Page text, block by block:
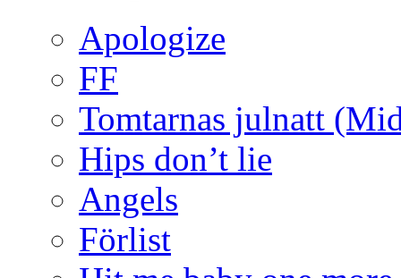
Apologize
FF
Tomtarnas julnatt
Hips don’t lie
Angels
Förlist